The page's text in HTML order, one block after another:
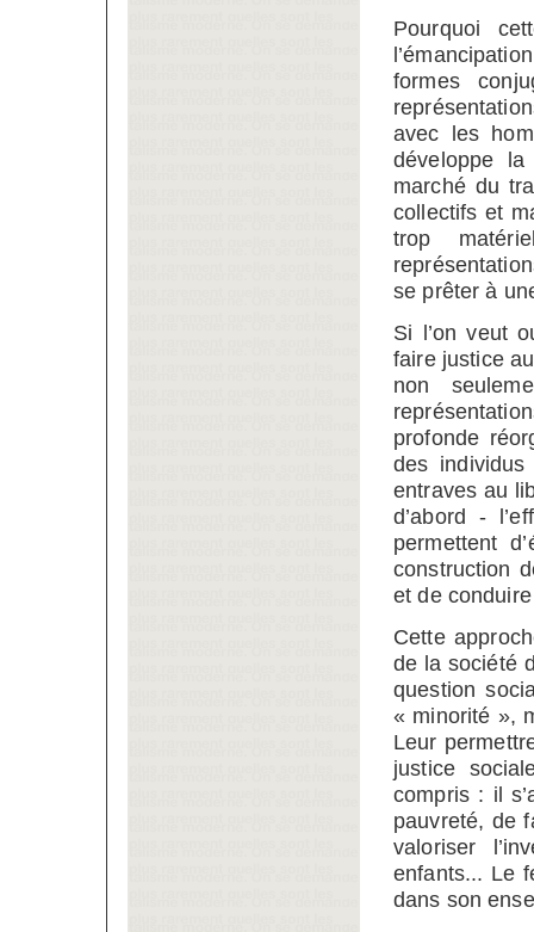
Pourquoi
formes
avec les
développe
marché du
collectifs et
trop
se prêter à
Si l’on veut
faire justice
non
profonde
des individus
entraves au
d’abord -
permettent
construction
et de
Cette
de la société
question
« minorité »,
Leur
justice
compris : il
pauvreté, de
valoriser
enfants... Le
dans son